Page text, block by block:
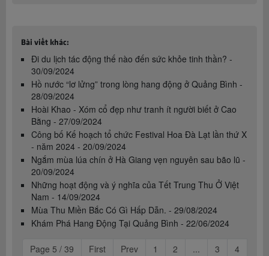
Bài viết khác:
Đi du lịch tác động thế nào đến sức khỏe tinh thần? -
30/09/2024
Hồ nước “lơ lửng” trong lòng hang động ở Quảng Bình -
28/09/2024
Hoài Khao - Xóm cổ đẹp như tranh ít người biết ở Cao
Bằng - 27/09/2024
Công bố Kế hoạch tổ chức Festival Hoa Đà Lạt lần thứ X
- năm 2024 - 20/09/2024
Ngắm mùa lúa chín ở Hà Giang vẹn nguyên sau bão lũ -
20/09/2024
Những hoạt động và ý nghĩa của Tết Trung Thu Ở Việt
Nam - 14/09/2024
Mùa Thu Miền Bắc Có Gì Hấp Dẫn. - 29/08/2024
Khám Phá Hang Động Tại Quảng Bình - 22/06/2024
Page 5 / 39 First Prev 1 2 ... 3
4